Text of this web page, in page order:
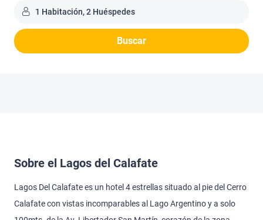
1 Habitación, 2 Huéspedes
Buscar
Sobre el Lagos del Calafate
Lagos Del Calafate es un hotel 4 estrellas situado al pie del Cerro
Calafate con vistas incomparables al Lago Argentino y a solo